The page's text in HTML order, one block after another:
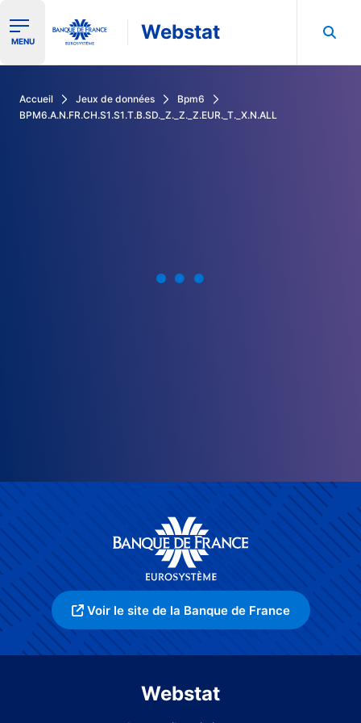
Ouvrir le menu de navigation
MENU Webstat
Accueil Jeux de données
Bpm6
BPM6.A.N.FR.CH.S1.S1.T.B.SD._Z._Z._Z.EUR._T._X.N.ALL
Voir le site de la Banque de France
Webstat